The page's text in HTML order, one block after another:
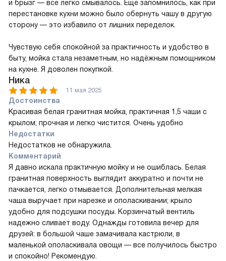
и брызг — всё легко смывалось. Ещё запомнилось, как при
перестановке кухни можно было обернуть чашу в другую
сторону — это избавило от лишних переделок.
Чувствую себя спокойной за практичность и удобство в
быту, мойка стала незаметным, но надёжным помощником
на кухне. Я доволен покупкой.
Ника
11 мая 2025
Достоинства
Красивая белая гранитная мойка, практичная 1,5 чаши с
крылом; прочная и легко чистится. Очень удобно
Недостатки
Недостатков не обнаружила.
Комментарий
Я давно искала практичную мойку и не ошиблась. Белая
гранитная поверхность выглядит аккуратно и почти не
пачкается, легко отмывается. Дополнительная мелкая
чаша выручает при нарезке и ополаскивании; крыло
удобно для подсушки посуды. Корзинчатый вентиль
надежно сливает воду. Однажды готовила вечер для
друзей: в большой чаше замачивала кастрюли, в
маленькой ополаскивала овощи — все получилось быстро
и спокойно! Рекомендую.